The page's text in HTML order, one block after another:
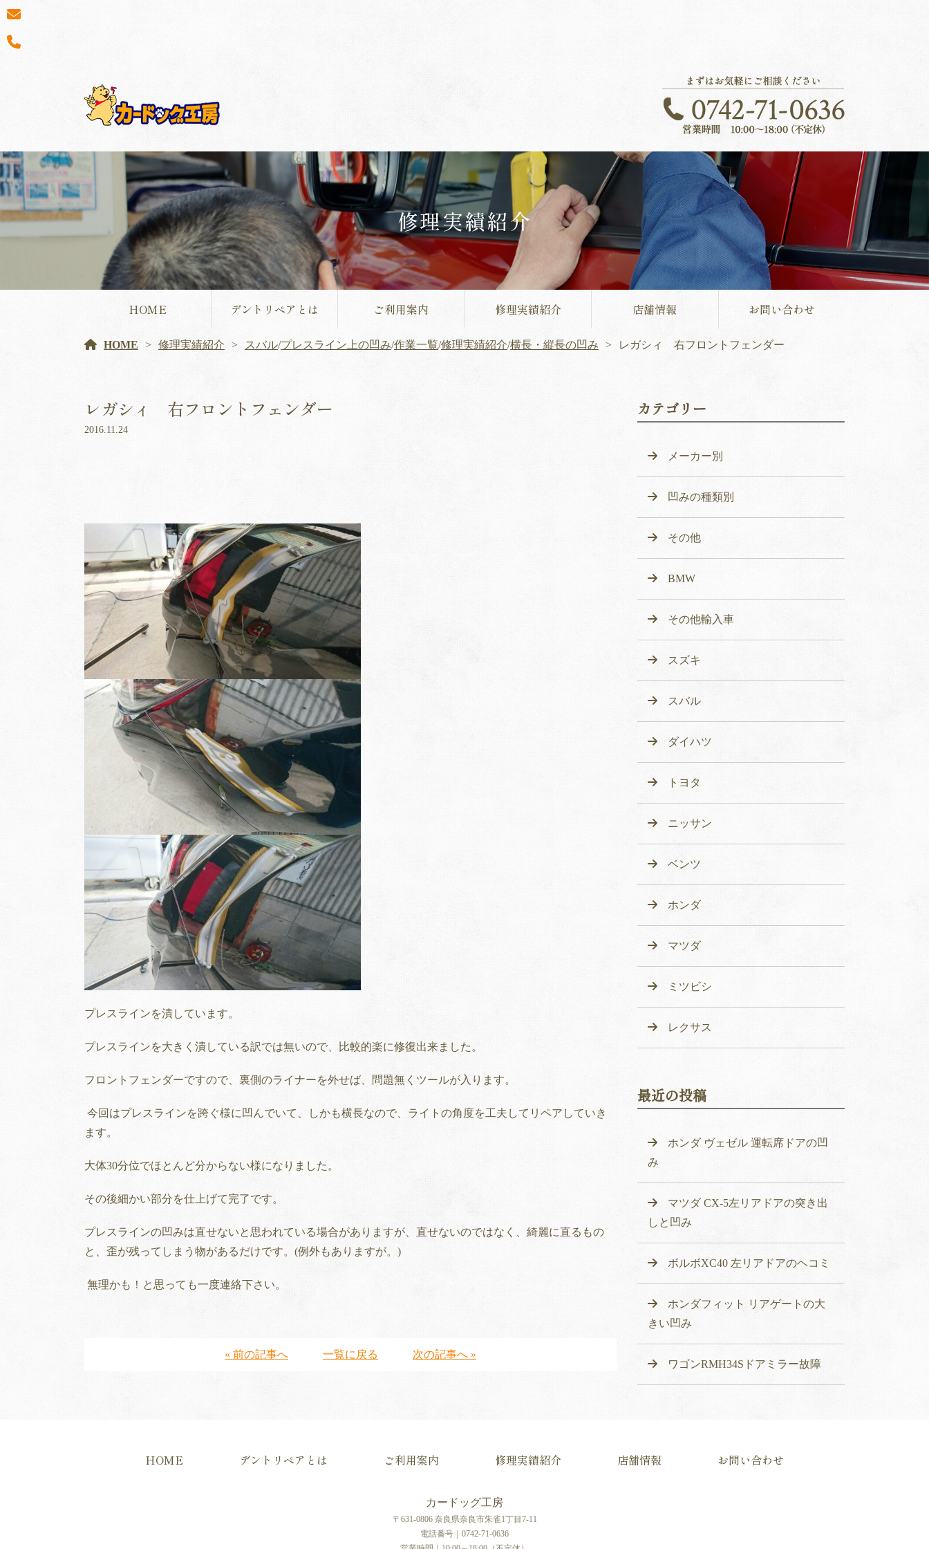
修理実績紹介
HOME デントリペアとは ご利用案内 修理実績紹介 店舗情報 お問い合わせ
HOME 修理実績紹介 スバル/プレスライン上の凹み/作業一覧/修理実績紹介/横長・縦長の凹み レガシィ 右フロントフェンダー
レガシィ 右フロントフェンダー
2016.11.24
プレスラインを潰しています。
プレスラインを大きく潰している訳では無いので、比較的楽に修復出来ました。
フロントフェンダーですので、裏側のライナーを外せば、問題無くツールが入ります。
今回はプレスラインを跨ぐ様に凹んでいて、しかも横長なので、ライトの角度を工夫してリペアしていき
ます。
大体30分位でほとんど分からない様になりました。
その後細かい部分を仕上げて完了です。
プレスラインの凹みは直せないと思われている場合がありますが、直せないのではなく、綺麗に直るもの
と、歪が残ってしまう物があるだけです。(例外もありますが。)
無理かも！と思っても一度連絡下さい。
« 前の記事へ 一覧に戻る 次の記事へ »
カテゴリー
メーカー別
凹みの種類別
その他
BMW
その他輸入車
スズキ
スバル
ダイハツ
トヨタ
ニッサン
ベンツ
ホンダ
マツダ
ミツビシ
レクサス
最近の投稿
ホンダ ヴェゼル 運転席ドアの凹
み
マツダ CX-5左リアドアの突き出
しと凹み
ボルボXC40 左リアドアのヘコミ
ホンダフィット リアゲートの大
きい凹み
ワゴンRMH34Sドアミラー故障
HOME デントリペアとは ご利用案内 修理実績紹介 店舗情報 お問い合わせ
カードッグ工房
〒631-0806 奈良県奈良市朱雀1丁目7-11
電話番号｜0742-71-0636